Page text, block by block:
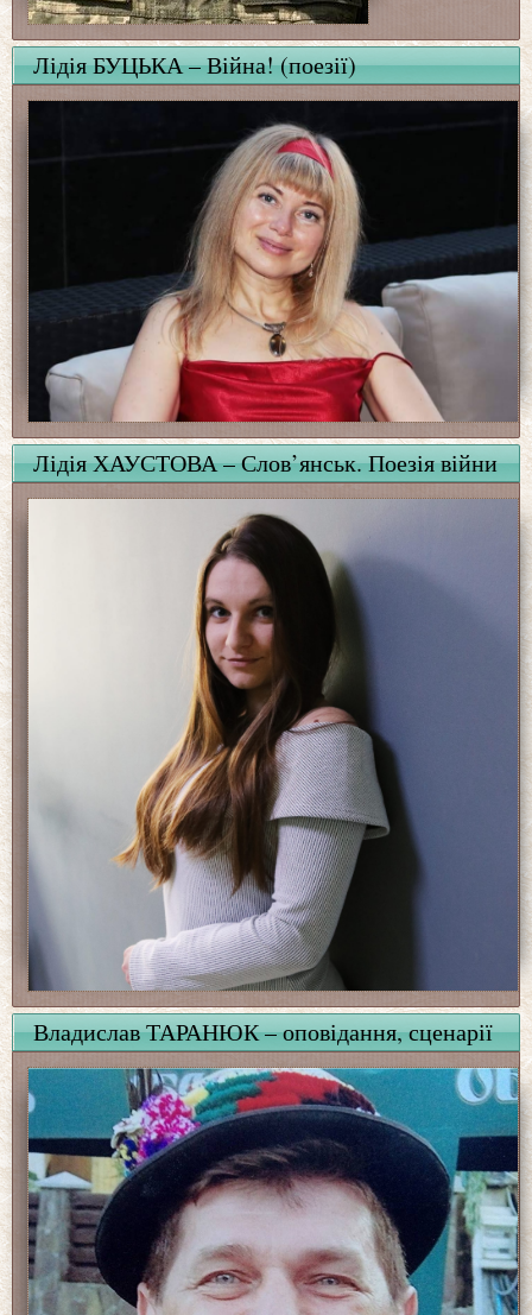
Лідія БУЦЬКА – Війна! (поезії)
Лідія ХАУСТОВА – Слов’янськ. Поезія війни
Владислав ТАРАНЮК – оповідання, сценарії